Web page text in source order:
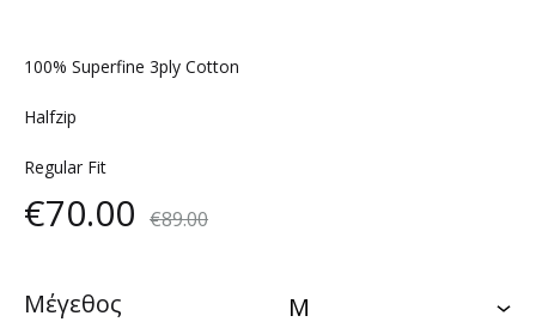
100% Superfine 3ply Cotton
Halfzip
Regular Fit
€70.00 €89.00
Μέγεθος